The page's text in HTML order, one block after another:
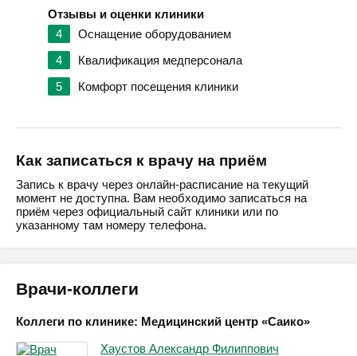
Отзывы и оценки клиники
4
Оснащение оборудованием
4
Квалификация медперсонала
5
Комфорт посещения клиники
Как записаться к врачу на приём
Запись к врачу через онлайн-расписание на текущий
момент не доступна. Вам необходимо записаться на
приём через официальный сайт клиники или по
указанному там номеру телефона.
Врачи-коллеги
Коллеги по клинике: Медицинский центр «Саико»
Хаустов Александр Филиппович